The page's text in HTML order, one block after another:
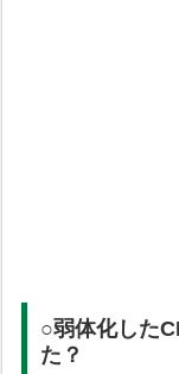
○弱体化した
た？